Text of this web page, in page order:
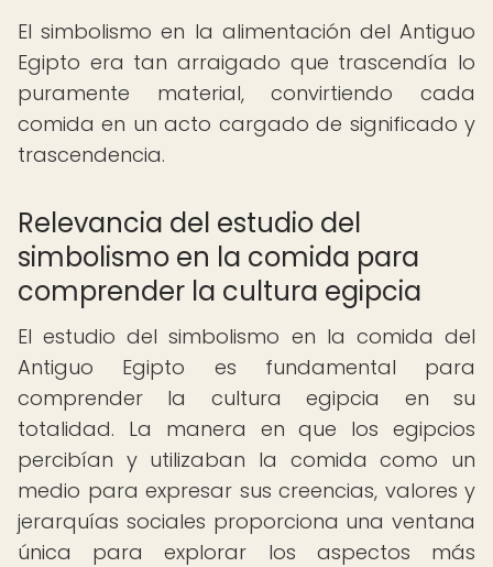
El simbolismo en la alimentación del Antiguo
Egipto era tan arraigado que trascendía lo
puramente material, convirtiendo cada
comida en un acto cargado de significado y
trascendencia.
Relevancia del estudio del
simbolismo en la comida para
comprender la cultura egipcia
El estudio del simbolismo en la comida del
Antiguo Egipto es fundamental para
comprender la cultura egipcia en su
totalidad. La manera en que los egipcios
percibían y utilizaban la comida como un
medio para expresar sus creencias, valores y
jerarquías sociales proporciona una ventana
única para explorar los aspectos más